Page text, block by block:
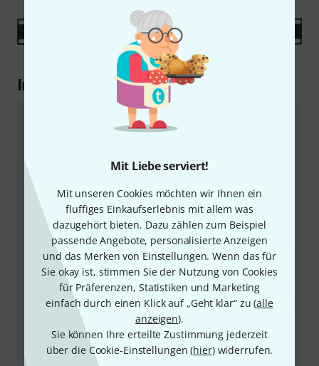
Mit Liebe serviert!
Mit unseren Cookies möchten wir Ihnen ein
fluffiges Einkaufserlebnis mit allem was
dazugehört bieten. Dazu zählen zum Beispiel
passende Angebote, personalisierte Anzeigen
und das Merken von Einstellungen. Wenn das für
Sie okay ist, stimmen Sie der Nutzung von Cookies
für Präferenzen, Statistiken und Marketing
einfach durch einen Klick auf „Geht klar“ zu (alle
anzeigen).
Sie können Ihre erteilte Zustimmung jederzeit
über die Cookie-Einstellungen (hier) widerrufen.
Im Detail erklärt
Gründe für Netzbrummen
häufig daran, dass die unterschiedlichen
Massepotenziale der Geräte miteinander in
Verbindung gebracht werden. Denn der
wechselseitige Überhang dieser Potenziale wird dann
über Ausgleichströme in den Audioleitungen
ausgeglichen. Spätestens wenn ein Lautsprecher oder
ein Kopfhörer eingesetzt oder das Audiosignal
aufgezeichnet wird, werden diese Ströme dann
hörbar. Bekannt ist dieses Netzbrummen auch unter
den Namen Masseschleife, Brummschleife oder 50Hz-
Brummen. Eine Lösung, die das Problem an der
Wurzel packt, sind Hum Remover, die
Kabelverbindungen per galvanischer Trennung